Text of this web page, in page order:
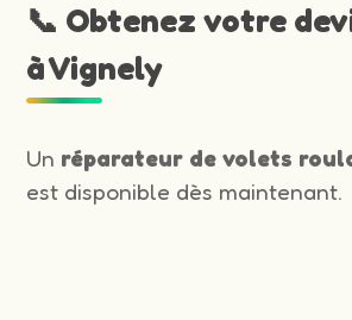
📞 Obtenez votre
à Vignely
Un réparateur de volets
est disponible dès maintenant.